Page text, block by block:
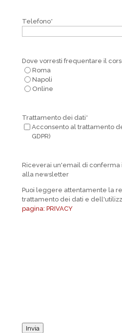
Telefono*
Dove vorresti frequentare il
Roma
Napoli
Online
Trattamento dei dati*
Acconsento al trattamento
GDPR)
Riceverai un'email di conferma
alla newsletter
Puoi leggere attentamente la
trattamento dei dati e
pagina: PRIVACY
Invia